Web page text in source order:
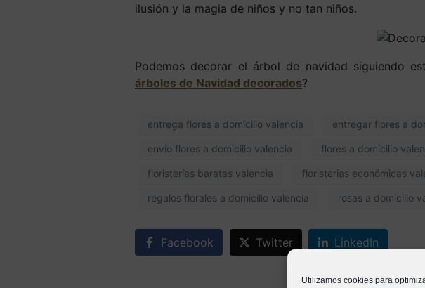
Utilizamos cookies para
ilusión y la magia de niños y no tan niños.
Podemos decorar el árbol de navidad siguiendo
árboles de Navidad decorados?
entrega flores a domicilio valencia entregar flores a
envío flores a domicilio valencia flores a domicilio
floristerías baratas valencia floristerías económicas
regalos florales a domicilio valencia rosas a domicilio
Facebook Twitter LinkedIn